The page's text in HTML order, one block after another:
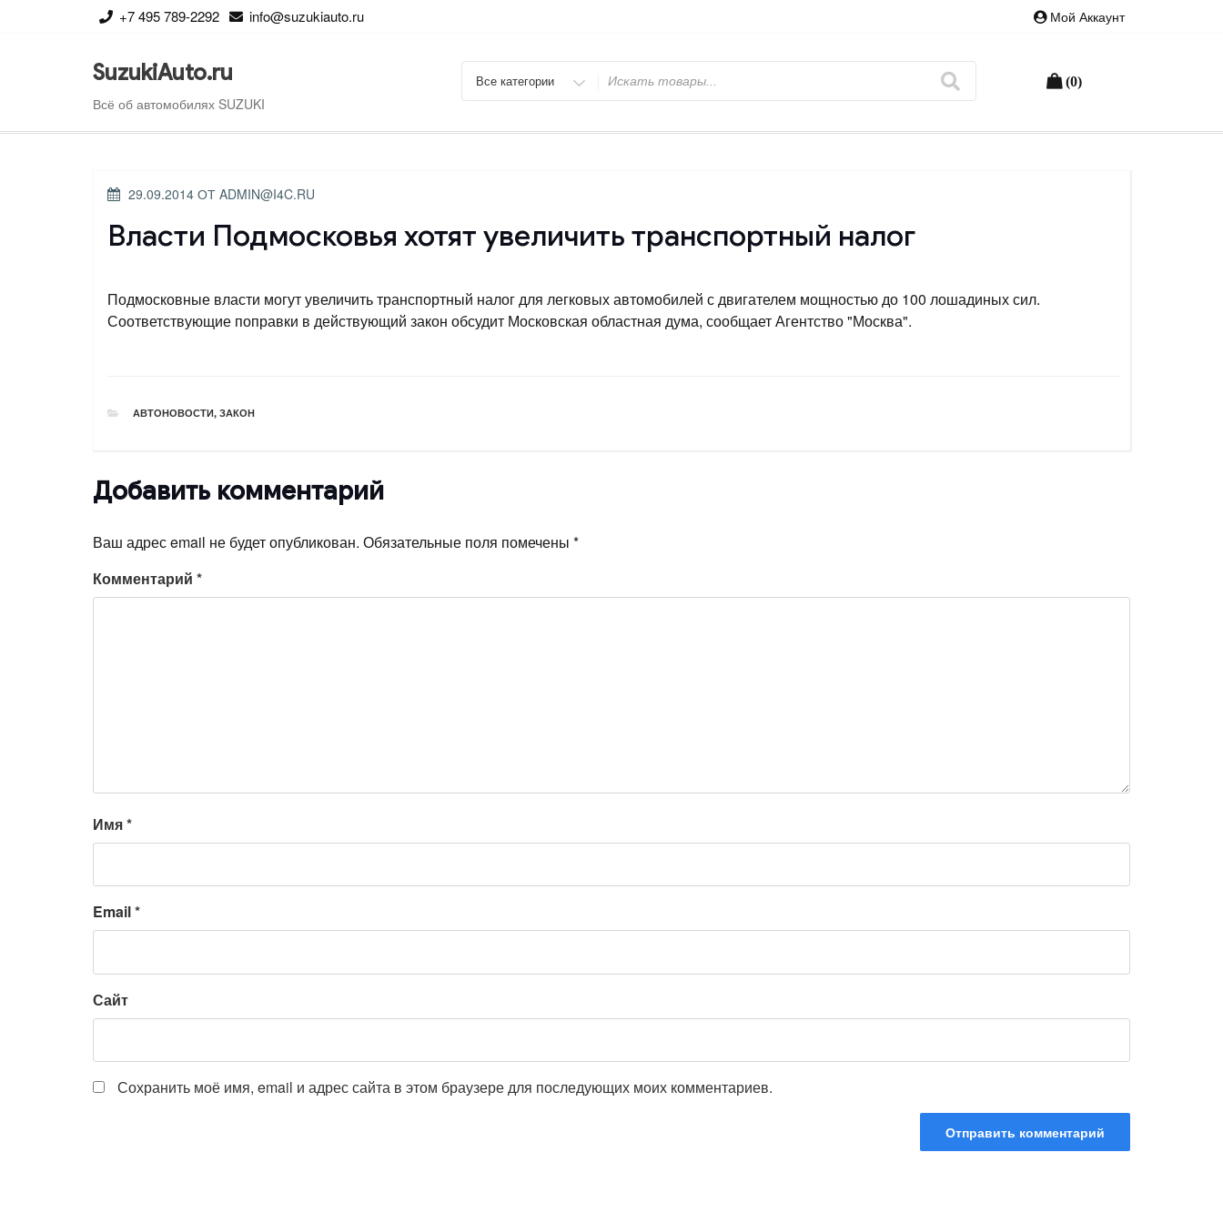
+7 495 789-2292 info@suzukiauto.ru Мой Аккаунт
SuzukiAuto.ru
Всё об автомобилях SUZUKI
Искать (0)
ОПУБЛИКОВАНО
29.09.2014 ОТ ADMIN@I4C.RU
Власти Подмосковья хотят увеличить транспортный налог
Подмосковные власти могут увеличить транспортный налог для легковых автомобилей с двигателем мощностью до 100 лошадиных сил.
Соответствующие поправки в действующий закон обсудит Московская областная дума, сообщает Агентство "Москва".
РУБРИКИ
АВТОНОВОСТИ, ЗАКОН
Добавить комментарий
Ваш адрес email не будет опубликован. Обязательные поля помечены *
Комментарий *
Имя*
Email*
Сайт
Сохранить моё имя, email и адрес сайта в этом браузере для последующих моих комментариев.